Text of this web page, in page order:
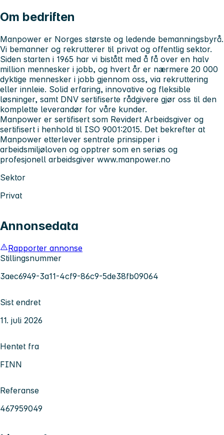
Om bedriften
Manpower er Norges største og ledende bemanningsbyrå.
Vi bemanner og rekrutterer til privat og offentlig sektor.
Siden starten i 1965 har vi bistått med å få over en halv
million mennesker i jobb, og hvert år er nærmere 20 000
dyktige mennesker i jobb gjennom oss, via rekruttering
eller innleie. Solid erfaring, innovative og fleksible
løsninger, samt DNV sertifiserte rådgivere gjør oss til den
komplette leverandør for våre kunder.
Manpower er sertifisert som Revidert Arbeidsgiver og
sertifisert i henhold til ISO 9001:2015. Det bekrefter at
Manpower etterlever sentrale prinsipper i
arbeidsmiljøloven og opptrer som en seriøs og
profesjonell arbeidsgiver www.manpower.no
Sektor
Privat
Annonsedata
Rapporter annonse
Stillingsnummer
3aec6949-3a11-4cf9-86c9-5de38fb09064
Sist endret
11. juli 2026
Hentet fra
FINN
Referanse
467959049